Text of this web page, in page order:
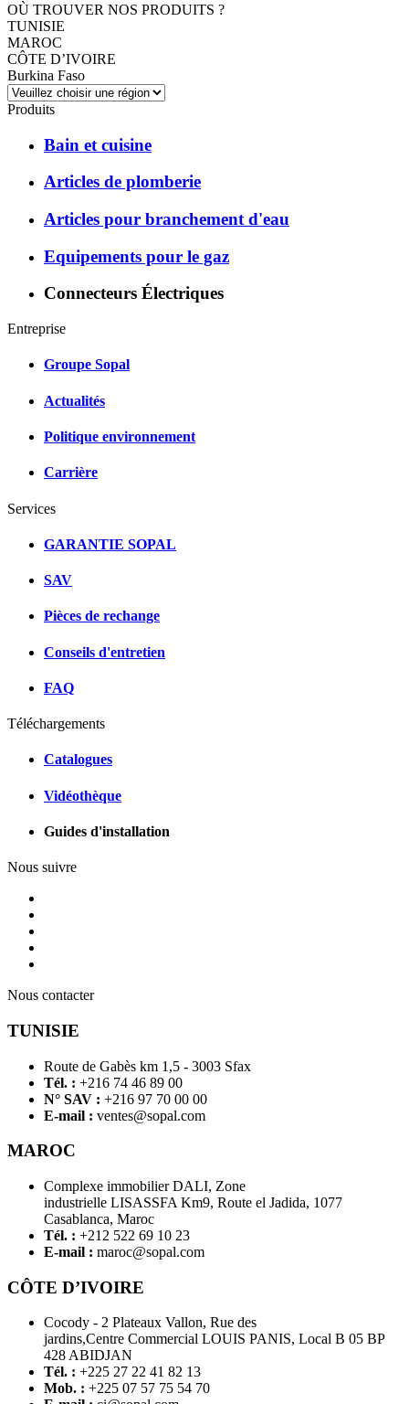
OÙ TROUVER NOS PRODUITS ?
TUNISIE
MAROC
CÔTE D’IVOIRE
Burkina Faso
Produits
Bain et cuisine
Articles de plomberie
Articles pour branchement d'eau
Equipements pour le gaz
Connecteurs Électriques
Entreprise
Groupe Sopal
Actualités
Politique environnement
Carrière
Services
GARANTIE SOPAL
SAV
Pièces de rechange
Conseils d'entretien
FAQ
Téléchargements
Catalogues
Vidéothèque
Guides d'installation
Nous suivre
Nous contacter
TUNISIE
Route de Gabès km 1,5 - 3003 Sfax
Tél. : +216 74 46 89 00
N° SAV : +216 97 70 00 00
E-mail : ventes@sopal.com
MAROC
Complexe immobilier DALI, Zone
industrielle LISASSFA Km9, Route el Jadida, 1077
Casablanca, Maroc
Tél. : +212 522 69 10 23
E-mail : maroc@sopal.com
CÔTE D’IVOIRE
Cocody - 2 Plateaux Vallon, Rue des
jardins,Centre Commercial LOUIS PANIS, Local B 05 BP
428 ABIDJAN
Tél. : +225 27 22 41 82 13
Mob. : +225 07 57 75 54 70